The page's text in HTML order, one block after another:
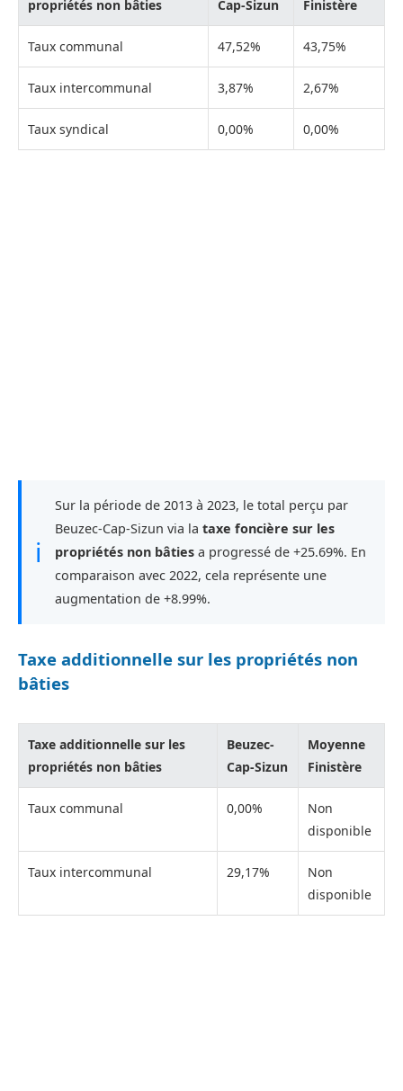
propriétés non bâties
Cap-Sizun
Finistère
Taux communal 47,52% 43,75%
Taux intercommunal 3,87% 2,67%
Taux syndical 0,00% 0,00%
ℹ
Sur la période de 2013 à 2023, le total perçu par
Beuzec-Cap-Sizun via la taxe foncière sur les
propriétés non bâties a progressé de +25.69%. En
comparaison avec 2022, cela représente une
augmentation de +8.99%.
Taxe additionnelle sur les propriétés non
bâties
Taxe additionnelle sur les
propriétés non bâties
Beuzec-
Cap-Sizun
Moyenne
Finistère
Taux communal 0,00%
Non
disponible
Taux intercommunal 29,17%
Non
disponible